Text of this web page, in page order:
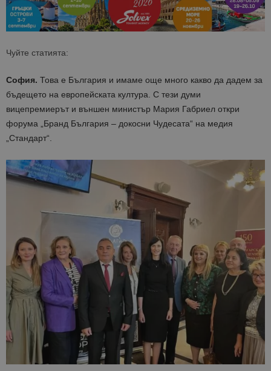
Чуйте статията:
София. Това е България и имаме още много какво да дадем за
бъдещето на европейската култура. С тези думи
вицепремиерът и външен министър Мария Габриел откри
форума „Бранд България – докосни Чудесата“ на медия
„Стандарт“.